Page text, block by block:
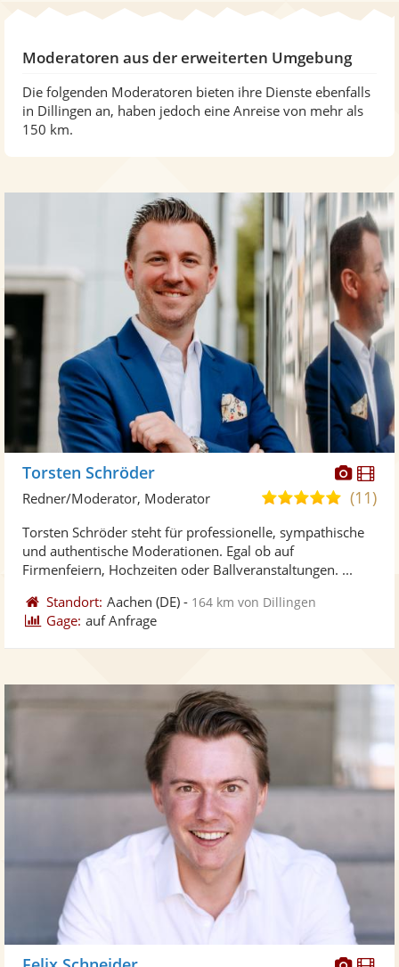
Moderatoren aus der erweiterten Umgebung
Die folgenden Moderatoren bieten ihre Dienste ebenfalls
in Dillingen an, haben jedoch eine Anreise von mehr als
150 km.
Fotos
Torsten Schröder
4,9
5
(11)
Redner/Moderator, Moderator
Torsten Schröder steht für professionelle, sympathische
und authentische Moderationen. Egal ob auf
Firmenfeiern, Hochzeiten oder Ballveranstaltungen. ...
Standort: Aachen (DE) - 164 km von Dillingen
Gage: auf Anfrage